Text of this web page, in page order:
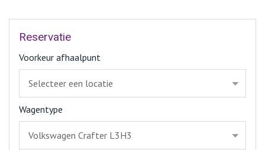
Reservatie
Voorkeur afhaalpunt
Wagentype